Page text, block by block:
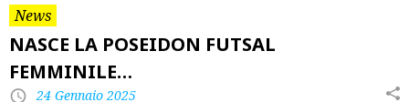
News
NASCE LA POSEIDON FUTSAL
FEMMINILE…
24 Gennaio 2025